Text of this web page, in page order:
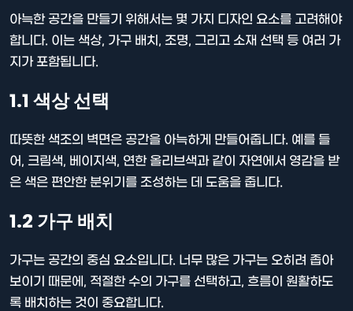
아늑한 공간을 만들기 위해서는 몇 가지 디자인 요소를 고려해야
합니다. 이는 색상, 가구 배치, 조명, 그리고 소재 선택 등 여러 가
지가 포함됩니다.
1.1 색상 선택
따뜻한 색조의 벽면은 공간을 아늑하게 만들어줍니다. 예를 들
어, 크림색, 베이지색, 연한 올리브색과 같이 자연에서 영감을 받
은 색은 편안한 분위기를 조성하는 데 도움을 줍니다.
1.2 가구 배치
가구는 공간의 중심 요소입니다. 너무 많은 가구는 오히려 좁아
보이기 때문에, 적절한 수의 가구를 선택하고, 흐름이 원활하도
록 배치하는 것이 중요합니다.